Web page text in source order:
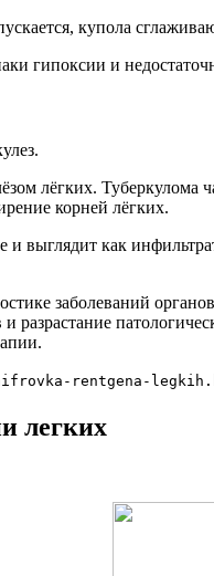
купола
гипоксии и
лёгких. Туберкулома
корней лёгких.
выглядит как
заболеваний
разрастание
rentgena-
легких